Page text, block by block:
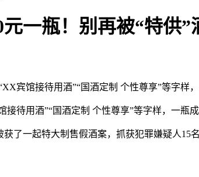
元一瓶！别再被“特供”
宾馆接待用酒”“国酒定制 个性尊享”等字样
接待用酒”“国酒定制 个性尊享”等字样，一瓶
了一起特大制售假酒案，抓获犯罪嫌疑人15